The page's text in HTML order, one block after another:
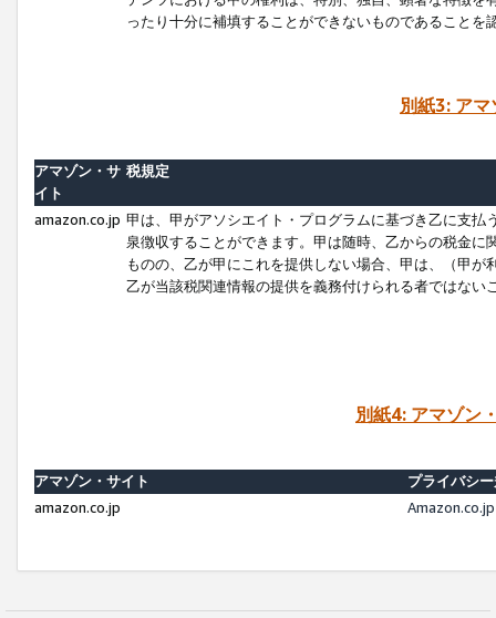
ったり十分に補填することができないものであることを
別紙3: ア
アマゾン・サ
イト
税規定
amazon.co.jp 甲は、甲がアソシエイト・プログラムに基づき乙に支
泉徴収することができます。甲は随時、乙からの税金
ものの、乙が甲にこれを提供しない場合、甲は、（甲
乙が当該税関連情報の提供を義務付けられる者ではな
別紙4: アマゾン
アマゾン・サイト
プライバシ
amazon.co.jp